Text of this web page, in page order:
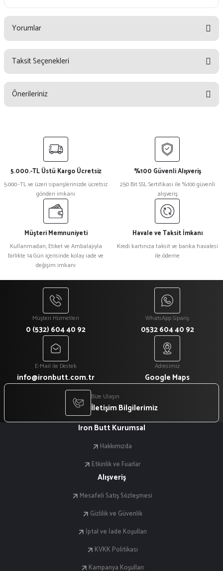
Yorumlar
Yorum Yaz
Taksit Seçenekleri
Önerileriniz
yetersiz gördüğünüz noktaları öneri formunu kullanarak tarafımıza
Görüş ve önerileriniz için teşekkür ederiz.
Ürün resmi kalitesiz, bozuk veya görüntülenemiyor.
Ürün açıklamasında eksik bilgiler bulunuyor.
Ürün bilgilerinde hatalar bulunuyor.
Ürün fiyatı diğer sitelerden daha pahalı.
Bu ürüne benzer farklı alternatifler olmalı.
5.000.-TL Üstü Kargo Ücretsiz
5.000.-TL ve üzeri siparişlerinizde ücretsiz
gönderi imkanı
%100 Güvenli Alışveriş
250 Bit SSL Sertifikası ile %100 güvenli
alışveriş
Müşteri Memnuniyeti
Kullanmadan, Etiket ve Ambalajıyla
birlikte 14 Gün içerisinde kolay iade ve
değişim imkanı
Havale ve Taksit İmkanı
Kredi kartınıza taksit ve banka havalesi
ile ödeme
Müşteri Hizmetleri
0 (532) 604 40 92
WhatsApp Sipariş
0532 604 40 92
E-Mail ile Destek
info@ironbutt.com.tr
Adresimiz
Google Maps
Bize Ulaşın
İletişim Bilgilerimiz
Iron Butt Kurumsal
Hakkımızda
Etkinlik ve Fuarlar
Alışveriş
Mesafeli Satış Sözleşmesi
Gizlilik ve Güvenlik
İptal ve İade Koşulları
KVKK Politikası
Kampanya Koşulları